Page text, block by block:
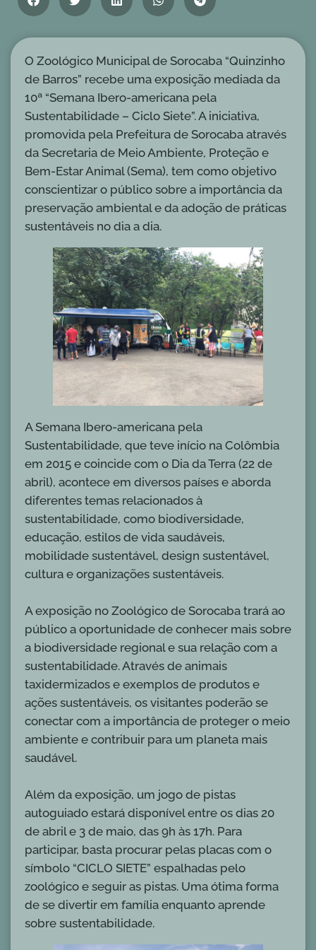
O Zoológico Municipal de Sorocaba “Quinzinho
de Barros” recebe uma exposição mediada da
10ª “Semana Ibero-americana pela
Sustentabilidade – Ciclo Siete”. A iniciativa,
promovida pela Prefeitura de Sorocaba através
da Secretaria de Meio Ambiente, Proteção e
Bem-Estar Animal (Sema), tem como objetivo
conscientizar o público sobre a importância da
preservação ambiental e da adoção de práticas
sustentáveis no dia a dia.
A Semana Ibero-americana pela
Sustentabilidade, que teve início na Colômbia
em 2015 e coincide com o Dia da Terra (22 de
abril), acontece em diversos países e aborda
diferentes temas relacionados à
sustentabilidade, como biodiversidade,
educação, estilos de vida saudáveis,
mobilidade sustentável, design sustentável,
cultura e organizações sustentáveis.
A exposição no Zoológico de Sorocaba trará ao
público a oportunidade de conhecer mais sobre
a biodiversidade regional e sua relação com a
sustentabilidade. Através de animais
taxidermizados e exemplos de produtos e
ações sustentáveis, os visitantes poderão se
conectar com a importância de proteger o meio
ambiente e contribuir para um planeta mais
saudável.
Além da exposição, um jogo de pistas
autoguiado estará disponível entre os dias 20
de abril e 3 de maio, das 9h às 17h. Para
participar, basta procurar pelas placas com o
símbolo “CICLO SIETE” espalhadas pelo
zoológico e seguir as pistas. Uma ótima forma
de se divertir em família enquanto aprende
sobre sustentabilidade.